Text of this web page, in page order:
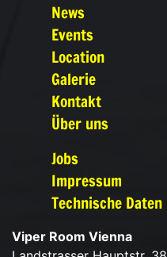
News
Events
Location
Galerie
Kontakt
Über uns
Jobs
Impressum
Technische Daten
Viper Room Vienna